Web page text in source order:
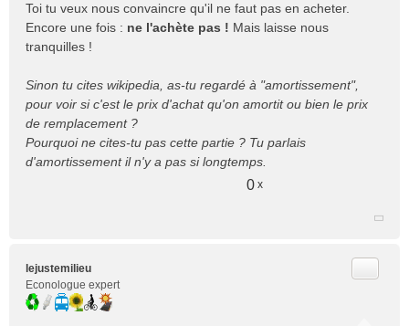
Toi tu veux nous convaincre qu'il ne faut pas en acheter.
Encore une fois : ne l'achète pas ! Mais laisse nous
tranquilles !
Sinon tu cites wikipedia, as-tu regardé à "amortissement",
pour voir si c'est le prix d'achat qu'on amortit ou bien le prix
de remplacement ?
Pourquoi ne cites-tu pas cette partie ? Tu parlais
d'amortissement il n'y a pas si longtemps.
0 x
lejustemilieu
Econologue expert